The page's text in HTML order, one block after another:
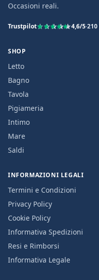
Occasioni reali.
Trustpilot 4,6/5·210
SHOP
Letto
Bagno
Tavola
Pigiameria
Intimo
Mare
Saldi
INFORMAZIONI LEGALI
Termini e Condizioni
Privacy Policy
Cookie Policy
Informativa Spedizioni
Resi e Rimborsi
Informativa Legale